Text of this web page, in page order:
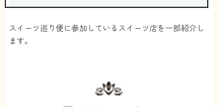
スイーツ巡り便に参加しているスイーツ店を一部紹介し
ます。